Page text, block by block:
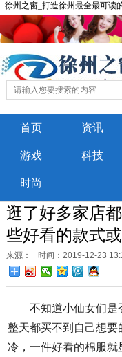
徐州之窗_打造徐州最全最可读
首页 资讯
游戏 科技
时尚
逛了好多家店
些好看的款式
来源： 时间：2019-12-23
不知道小仙女们
整天都买不到自己想
冷，一件好看的棉服